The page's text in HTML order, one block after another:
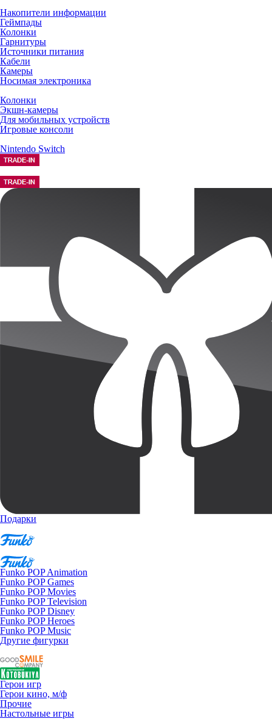
Накопители информации
Геймпады
Колонки
Гарнитуры
Источники питания
Кабели
Камеры
Носимая электроника
Колонки
Экшн-камеры
Для мобильных устройств
Игровые консоли
Nintendo Switch
Подарки
Funko POP Animation
Funko POP Games
Funko POP Movies
Funko POP Television
Funko POP Disney
Funko POP Heroes
Funko POP Music
Другие фигурки
Герои игр
Герои кино, м/ф
Прочие
Настольные игры